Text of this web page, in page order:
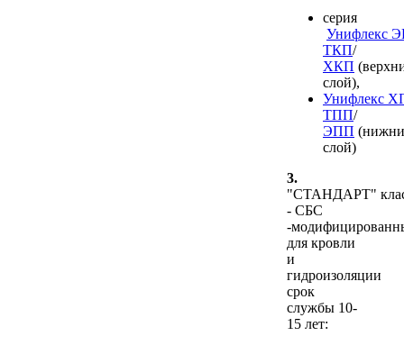
серия
Унифлекс
ТКП/
ХКП
слой),
Унифлекс
ТПП/
ЭПП
слой)
3.
"СТАНДАРТ"
- СБС
-
для кровли
и
гидроизоляции
срок
службы 10-
15 лет: